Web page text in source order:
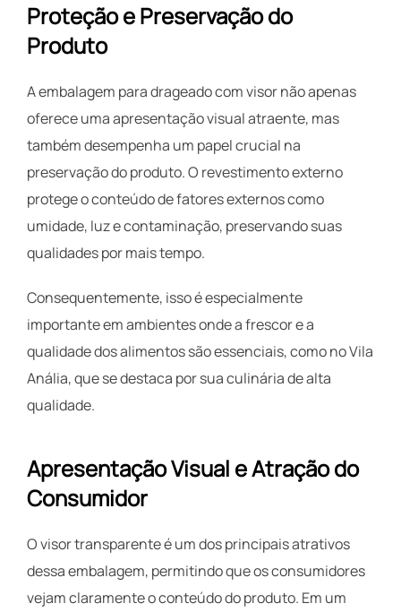
Proteção e Preservação do
Produto
A embalagem para drageado com visor não apenas
oferece uma apresentação visual atraente, mas
também desempenha um papel crucial na
preservação do produto. O revestimento externo
protege o conteúdo de fatores externos como
umidade, luz e contaminação, preservando suas
qualidades por mais tempo.
Consequentemente, isso é especialmente
importante em ambientes onde a frescor e a
qualidade dos alimentos são essenciais, como no Vila
Anália, que se destaca por sua culinária de alta
qualidade.
Apresentação Visual e Atração do
Consumidor
O visor transparente é um dos principais atrativos
dessa embalagem, permitindo que os consumidores
vejam claramente o conteúdo do produto. Em um